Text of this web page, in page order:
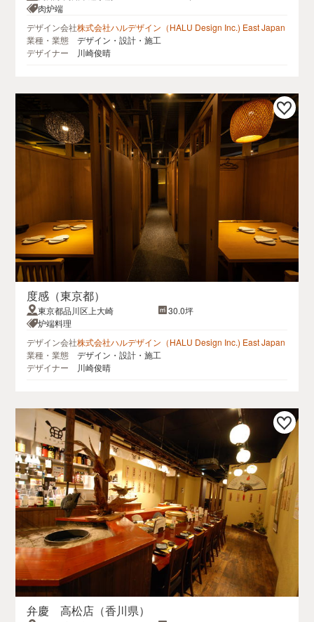
肉炉端
デザイン会社株式会社ハルデザイン（HALU Design Inc.) East Japan
業種・業態
デザイン・設計・施工
デザイナー
川崎俊晴
度感（東京都）
東京都品川区上大崎
30.0坪
炉端料理
デザイン会社株式会社ハルデザイン（HALU Design Inc.) East Japan
業種・業態
デザイン・設計・施工
デザイナー
川崎俊晴
弁慶 高松店（香川県）